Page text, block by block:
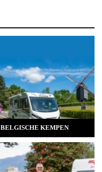
BELGISCHE KEMPEN